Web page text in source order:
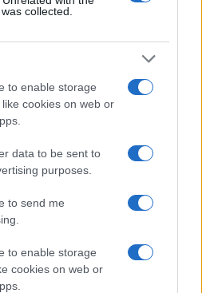
collected.
to enable storage
cookies on web or
data to be sent to
purposes.
to send me
to enable storage
cookies on web or
Poesie
dei film
film più lette
dei film
più cercati
sul cinema
del sito